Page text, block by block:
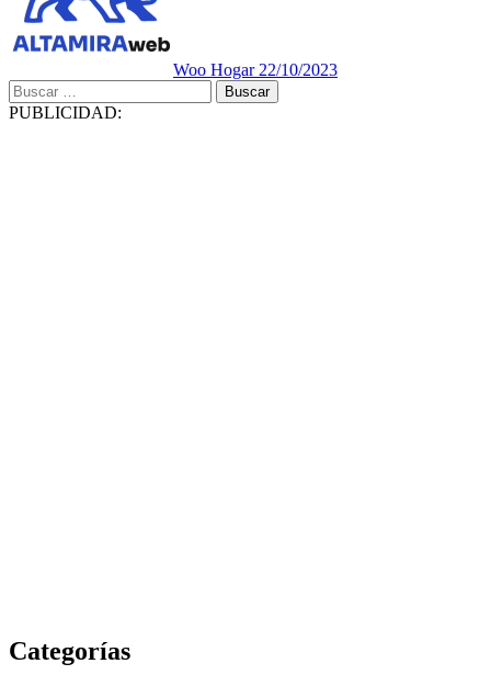
Woo Hogar 22/10/2023
Buscar:
PUBLICIDAD:
Categorías